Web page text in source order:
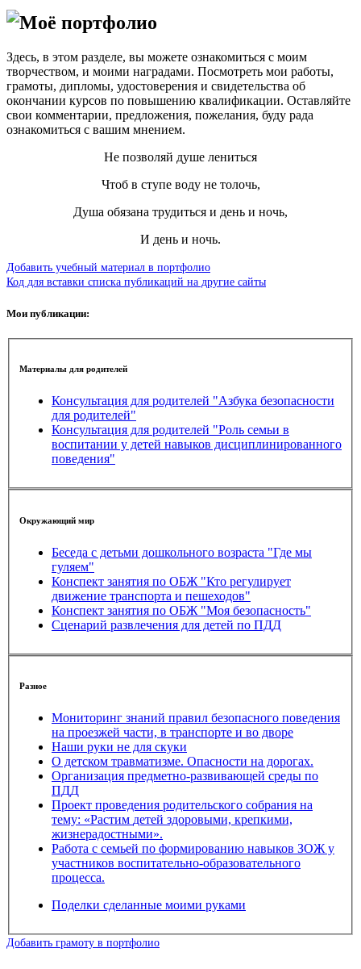
Моё портфолио
Здесь, в этом разделе, вы можете ознакомиться с моим
творчеством, и моими наградами. Посмотреть мои работы,
грамоты, дипломы, удостоверения и свидетельства об
окончании курсов по повышению квалификации. Оставляйте
свои комментарии, предложения, пожелания, буду рада
ознакомиться с вашим мнением.
Не позволяй душе лениться
Чтоб в ступе воду не толочь,
Душа обязана трудиться и день и ночь,
И день и ночь.
Добавить учебный материал в портфолио
Код для вставки списка публикаций на другие сайты
Мои публикации:
Материалы для родителей
Консультация для родителей "Азбука безопасности
для родителей"
Консультация для родителей "Роль семьи в
воспитании у детей навыков дисциплинированного
поведения"
Окружающий мир
Беседа с детьми дошкольного возраста "Где мы
гуляем"
Конспект занятия по ОБЖ "Кто регулирует
движение транспорта и пешеходов"
Конспект занятия по ОБЖ "Моя безопасность"
Сценарий развлечения для детей по ПДД
Разное
Мониторинг знаний правил безопасного поведения
на проезжей части, в транспорте и во дворе
Наши руки не для скуки
О детском травматизме. Опасности на дорогах.
Организация предметно-развивающей среды по
ПДД
Проект проведения родительского собрания на
тему: «Растим детей здоровыми, крепкими,
жизнерадостными».
Работа с семьей по формированию навыков ЗОЖ у
участников воспитательно-образовательного
процесса.
Поделки сделанные моими руками
Добавить грамоту в портфолио